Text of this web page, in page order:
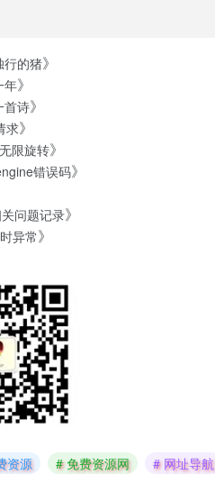
行的猪》
年》
首诗》
求》
限旋转》
错误码》
问题记录》
异常》
资源 # 免费资源网 # 网址导航